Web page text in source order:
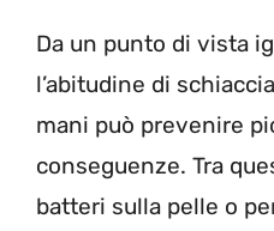
Da un punto di vista
l’abitudine di
mani può prevenire
conseguenze. Tra
batteri sulla pelle o